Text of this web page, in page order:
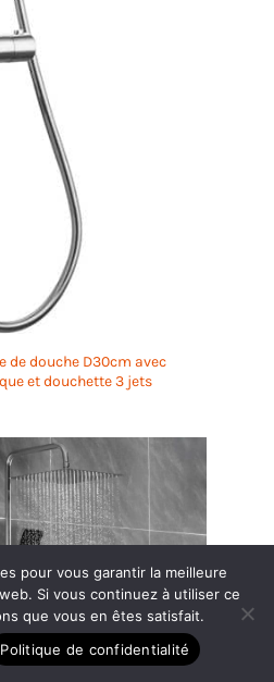
de douche D30cm avec
et douchette 3 jets
pour vous garantir la meilleure
Si vous continuez à utiliser ce
que vous en êtes satisfait.
Politique de confidentialité